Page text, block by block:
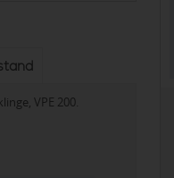
VPE 200.